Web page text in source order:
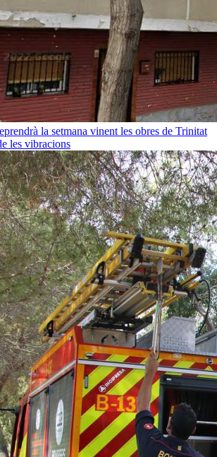
la setmana vinent les obres de Trinitat
les vibracions